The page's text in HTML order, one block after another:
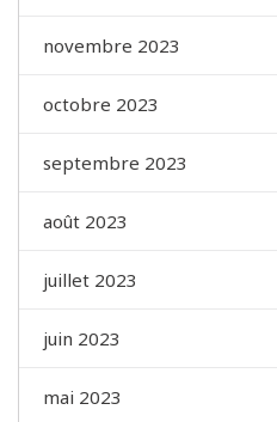
novembre 2023
octobre 2023
septembre 2023
août 2023
juillet 2023
juin 2023
mai 2023